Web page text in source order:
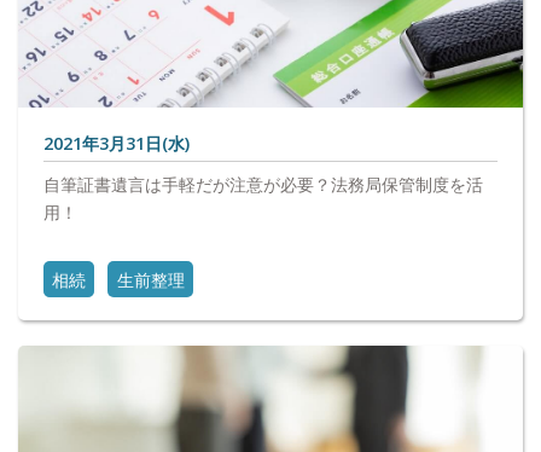
2021年3月31日(水)
自筆証書遺言は手軽だが注意が必要？法務局保管制度を活
用！
相続 生前整理